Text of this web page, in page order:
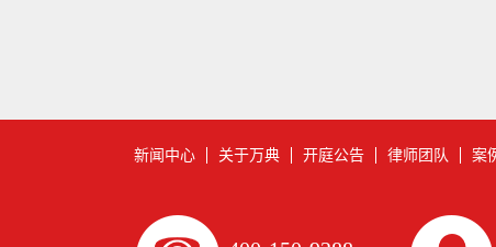
新闻中心 关于万典 开庭公告 律师团队 案